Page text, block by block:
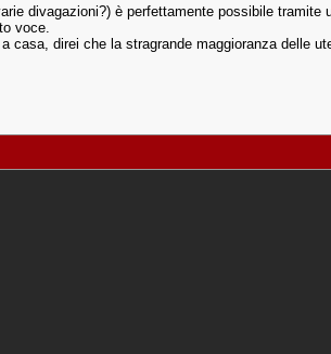
divagazioni?) è perfettamente possibile tramite
voce.
direi che la stragrande maggioranza delle